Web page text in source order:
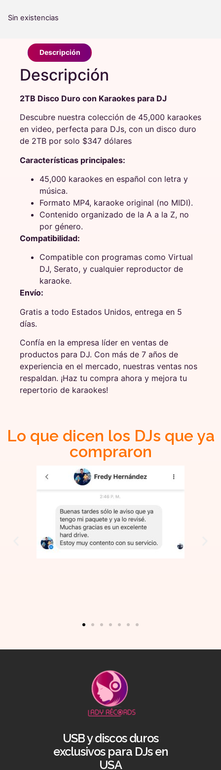
Sin existencias
Descripción
Descripción
2TB Disco Duro con Karaokes para DJ
Descubre nuestra colección de 45,000 karaokes
en video, perfecta para DJs, con un disco duro
de 2TB por solo $347 dólares
Características principales:
45,000 karaokes en español con letra y
música.
Formato MP4, karaoke original (no MIDI).
Contenido organizado de la A a la Z, no
por género.
Compatibilidad:
Compatible con programas como Virtual
DJ, Serato, y cualquier reproductor de
karaoke.
Envío:
Gratis a todo Estados Unidos, entrega en 5
días.
Confía en la empresa líder en ventas de
productos para DJ. Con más de 7 años de
experiencia en el mercado, nuestras ventas nos
respaldan. ¡Haz tu compra ahora y mejora tu
repertorio de karaokes!
Lo que dicen los DJs que ya
compraron
USB y discos duros
exclusivos para DJs en
USA